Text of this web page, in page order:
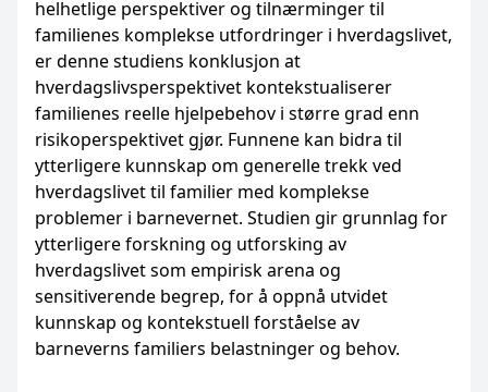
helhetlige perspektiver og tilnærminger til
familienes komplekse utfordringer i hverdagslivet,
er denne studiens konklusjon at
hverdagslivsperspektivet kontekstualiserer
familienes reelle hjelpebehov i større grad enn
risikoperspektivet gjør. Funnene kan bidra til
ytterligere kunnskap om generelle trekk ved
hverdagslivet til familier med komplekse
problemer i barnevernet. Studien gir grunnlag for
ytterligere forskning og utforsking av
hverdagslivet som empirisk arena og
sensitiverende begrep, for å oppnå utvidet
kunnskap og kontekstuell forståelse av
barneverns familiers belastninger og behov.